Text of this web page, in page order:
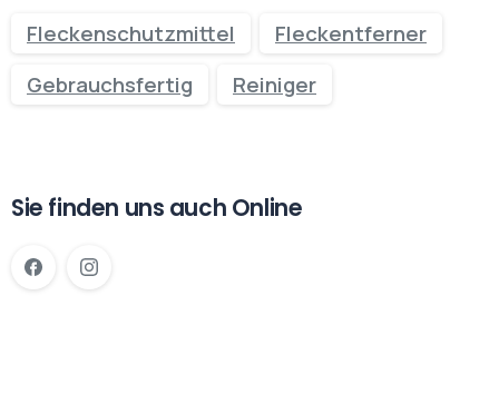
Fleckenschutzmittel
Fleckentferner
Gebrauchsfertig
Reiniger
Sie finden uns auch Online